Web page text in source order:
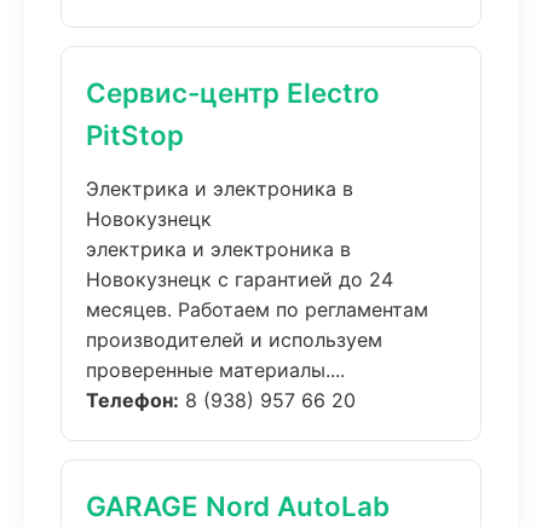
Сервис-центр Electro
PitStop
Электрика и электроника в
Новокузнецк
электрика и электроника в
Новокузнецк с гарантией до 24
месяцев. Работаем по регламентам
производителей и используем
проверенные материалы....
Телефон: 8 (938) 957 66 20
GARAGE Nord AutoLab